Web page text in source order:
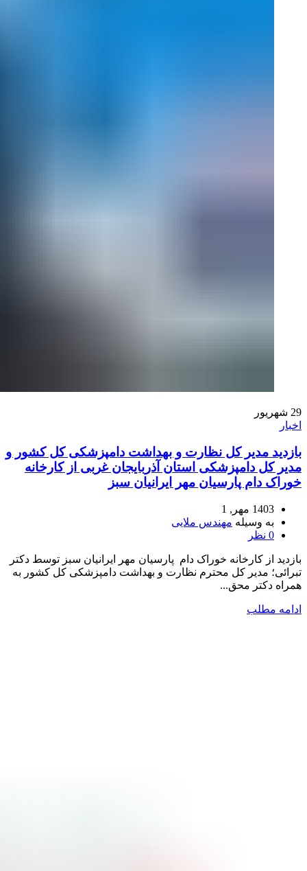
29 شهریور
اخبار
بازدید مدیر کل نظارت و بهداشت دامپزشکی کل کشور و
مدیر کل دامپزشکی استان آذربایجان غربی از کارخانه
خوراک دام پارسیان مهر ایرانیان سبز
1403 مهر, 1
به وسیله مهندس ملایی
0 نظر
بازدید از کارخانه خوراک دام پارسیان مهر ایرانیان سبز توسط دکتر
تبرائی؛ مدیر کل محترم نظارت و بهداشت دامپزشکی کل کشور به
همراه دکتر محق...
ادامه مطلب